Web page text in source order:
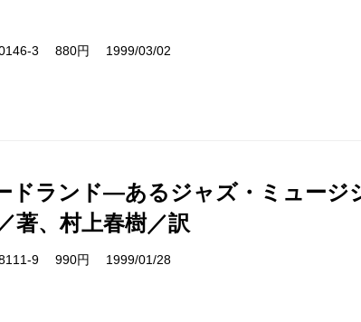
3 880円 1999/03/02
ドランド―あるジャズ・ミュー
著、村上春樹／訳
9 990円 1999/01/28